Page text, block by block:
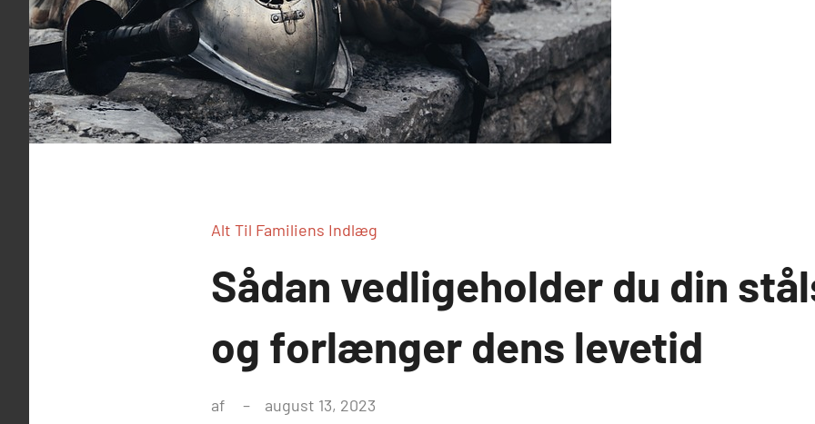
Alt Til Familiens Indlæg
Sådan vedligeholder du din
og forlænger dens levetid
af august 13, 2023